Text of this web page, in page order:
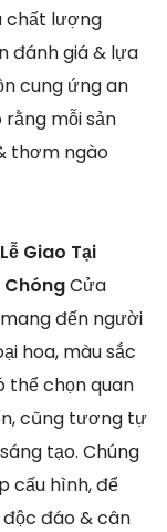
chất lượng
đánh giá & lựa
cung ứng an
mỗi sản
thơm ngào
Giao Tại
ChóngCửa
đến người
hoa, màu sắc
thể chọn quan
cũng tương tự
tạo. Chúng
cấu hình, để
đáo & cân